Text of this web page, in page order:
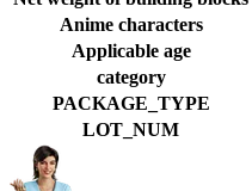
Anime characters
Applicable age
category
PACKAGE_TYPE
LOT_NUM